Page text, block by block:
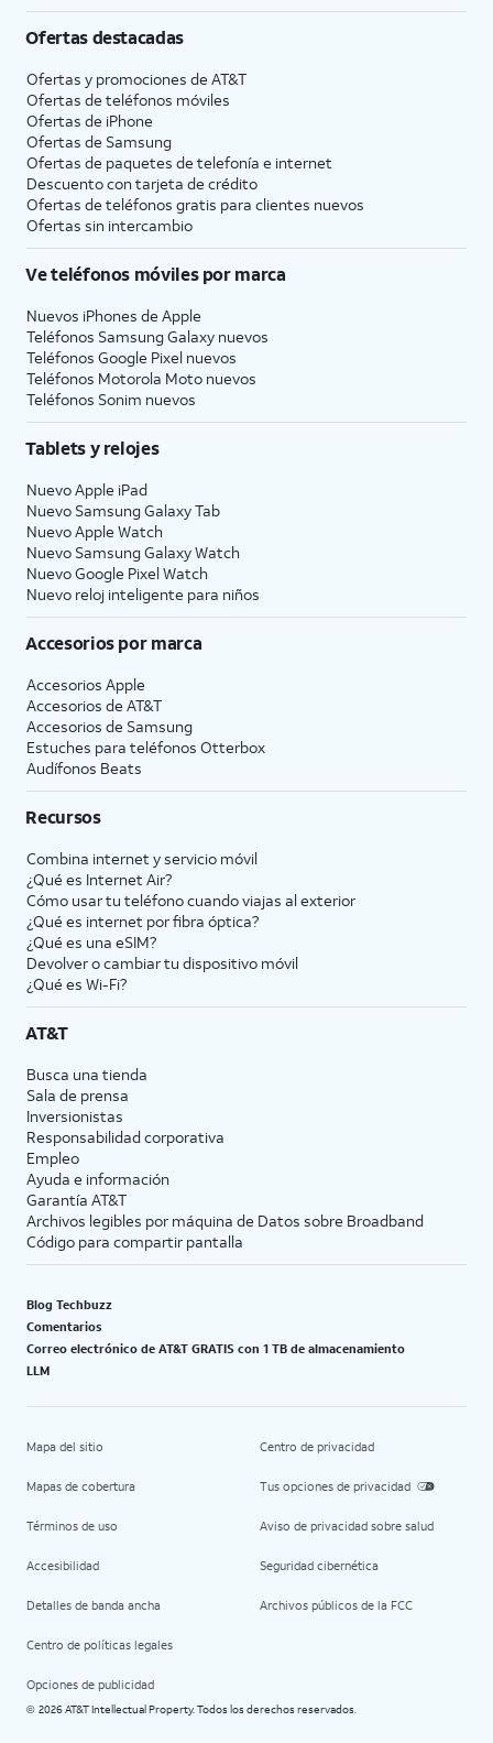
Ofertas destacadas
Ofertas y promociones de AT&T
Ofertas de teléfonos móviles
Ofertas de iPhone
Ofertas de Samsung
Ofertas de paquetes de telefonía e internet
Descuento con tarjeta de crédito
Ofertas de teléfonos gratis para clientes nuevos
Ofertas sin intercambio
Ve teléfonos móviles por marca
Nuevos iPhones de Apple
Teléfonos Samsung Galaxy nuevos
Teléfonos Google Pixel nuevos
Teléfonos Motorola Moto nuevos
Teléfonos Sonim nuevos
Tablets y relojes
Nuevo Apple iPad
Nuevo Samsung Galaxy Tab
Nuevo Apple Watch
Nuevo Samsung Galaxy Watch
Nuevo Google Pixel Watch
Nuevo reloj inteligente para niños
Accesorios por marca
Accesorios Apple
Accesorios de AT&T
Accesorios de Samsung
Estuches para teléfonos Otterbox
Audífonos Beats
Recursos
Combina internet y servicio móvil
¿Qué es Internet Air?
Cómo usar tu teléfono cuando viajas al exterior
¿Qué es internet por fibra óptica?
¿Qué es una eSIM?
Devolver o cambiar tu dispositivo móvil
¿Qué es Wi-Fi?
AT&T
Busca una tienda
Sala de prensa
Inversionistas
Responsabilidad corporativa
Empleo
Ayuda e información
Garantía AT&T
Archivos legibles por máquina de Datos sobre Broadband
Código para compartir pantalla
Blog Techbuzz
Comentarios
Correo electrónico de AT&T GRATIS con 1 TB de almacenamiento
LLM
Mapa del sitio
Mapas de cobertura
Términos de uso
Accesibilidad
Detalles de banda ancha
Centro de políticas legales
Opciones de publicidad
Centro de privacidad
Tus opciones de privacidad
Aviso de privacidad sobre salud
Seguridad cibernética
Archivos públicos de la FCC
© 2026 AT&T Intellectual Property. Todos los derechos reservados.